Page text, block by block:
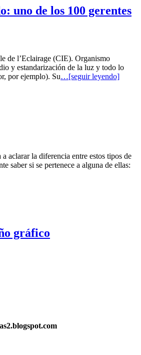
uno de los 100 gerentes
de l’Eclairage (CIE). Organismo
y estandarización de la luz y todo lo
por ejemplo). Su…[seguir leyendo]
aclarar la diferencia entre estos tipos de
saber si se pertenece a alguna de ellas:
gráfico